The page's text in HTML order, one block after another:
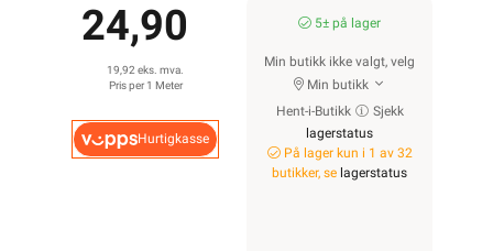
24,90
19,92 eks. mva.
Pris per 1 Meter
Hurtigkasse
5± på lager
Min butikk ikke valgt, velg
Min butikk
Hent-i-Butikk
Sjekk
lagerstatus
På lager kun i 1 av 32
butikker, se lagerstatus